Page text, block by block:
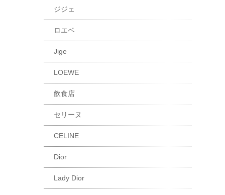
ジジェ
ロエベ
Jige
LOEWE
飲食店
セリーヌ
CELINE
Dior
Lady Dior